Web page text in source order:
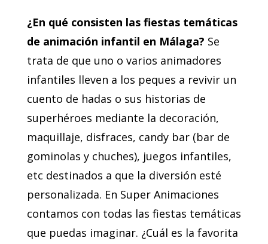
¿En qué consisten las fiestas temáticas
de animación infantil en Málaga? Se
trata de que uno o varios animadores
infantiles lleven a los peques a revivir un
cuento de hadas o sus historias de
superhéroes mediante la decoración,
maquillaje, disfraces, candy bar (bar de
gominolas y chuches), juegos infantiles,
etc destinados a que la diversión esté
personalizada. En Super Animaciones
contamos con todas las fiestas temáticas
que puedas imaginar. ¿Cuál es la favorita